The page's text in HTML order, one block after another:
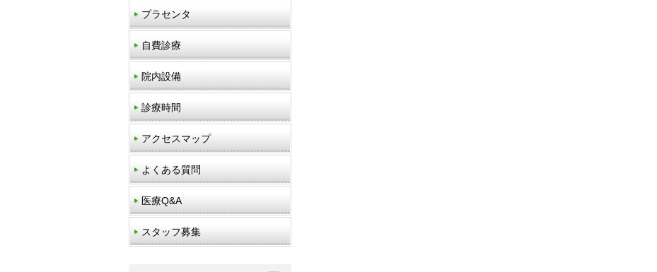
プラセンタ
自費診療
院内設備
診療時間
アクセスマップ
よくある質問
医療Q&A
スタッフ募集